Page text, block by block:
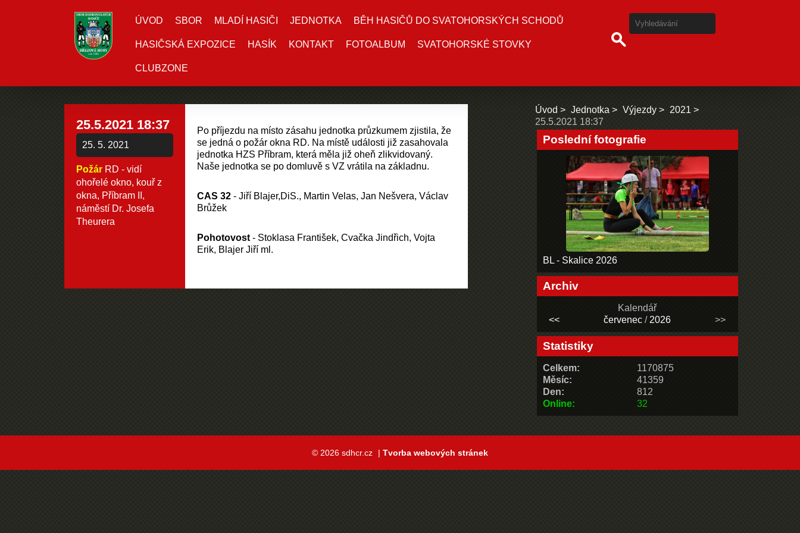
ÚVOD SBOR MLADÍ HASIČI JEDNOTKA BĚH HASIČŮ DO SVATOHORSKÝCH SCHODŮ
HASIČSKÁ EXPOZICE HASÍK KONTAKT FOTOALBUM SVATOHORSKÉ STOVKY
CLUBZONE
25.5.2021 18:37
25. 5. 2021
PožárRD - vidí
ohořelé okno, kouř z
okna, Příbram II,
náměstí Dr. Josefa
Theurera
Po příjezdu na místo zásahu jednotka průzkumem zjistila, že
se jedná o požár okna RD. Na místě události již zasahovala
jednotka HZS Příbram, která měla již oheň zlikvidovaný.
Naše jednotka se po domluvě s VZ vrátila na základnu.
CAS 32 - Jiří Blajer,DiS., Martin Velas, Jan Nešvera, Václav
Brůžek
Pohotovost - Stoklasa František, Cvačka Jindřich, Vojta
Erik, Blajer Jiří ml.
Úvod Jednotka Výjezdy
2021
25.5.2021 18:37
Poslední fotografie
BL - Skalice 2026
Archiv
Kalendář
<<
červenec/ 2026 >>
Statistiky
Online: 32
Celkem:
1170875
Měsíc:
41359
Den:
812
© 2026 sdhcr.cz | Tvorba webových stránek